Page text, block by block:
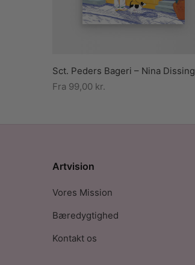
Sct. Peders Bageri – Nina Dissing
Fra 99,00 kr.
Artvision
Vores Mission
Bæredygtighed
Kontakt os